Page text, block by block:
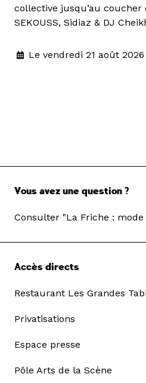
collective jusqu’au coucher
SEKOUSS, Sidiaz & DJ
Le vendredi 21 août
Vous avez une question ?
Consulter "La Friche : mode
Accès directs
Restaurant Les Grandes
Privatisations
Espace presse
Pôle Arts de la Scène